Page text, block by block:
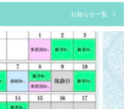
お知らせ一覧